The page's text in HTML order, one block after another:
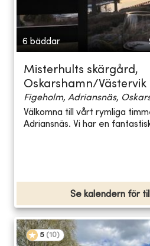
6 bäddar
Misterhults skärgård,
Oskarshamn/Västervik
Figeholm, Adriansnäs,
Välkomna till vårt rymliga
Adriansnäs. Vi har en
Se kalendern för
5 (10)